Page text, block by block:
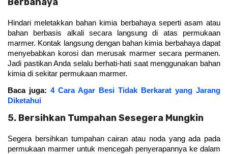
Hindari meletakkan bahan kimia berbahaya seperti asam atau
bahan berbasis alkali secara langsung di atas permukaan
marmer. Kontak langsung dengan bahan kimia berbahaya dapat
menyebabkan korosi dan merusak marmer secara permanen.
Jadi pastikan Anda selalu berhati-hati saat menggunakan bahan
kimia di sekitar permukaan marmer.
Baca juga: 4 Cara Agar Besi Tidak Berkarat yang Jarang
Diketahui
5. Bersihkan Tumpahan Sesegera Mungkin
Segera bersihkan tumpahan cairan atau noda yang ada pada
permukaan marmer untuk mencegah penyerapannya ke dalam